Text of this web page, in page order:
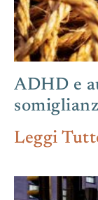
ADHD e
Leggi